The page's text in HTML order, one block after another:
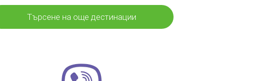
Търсене на още дестинации